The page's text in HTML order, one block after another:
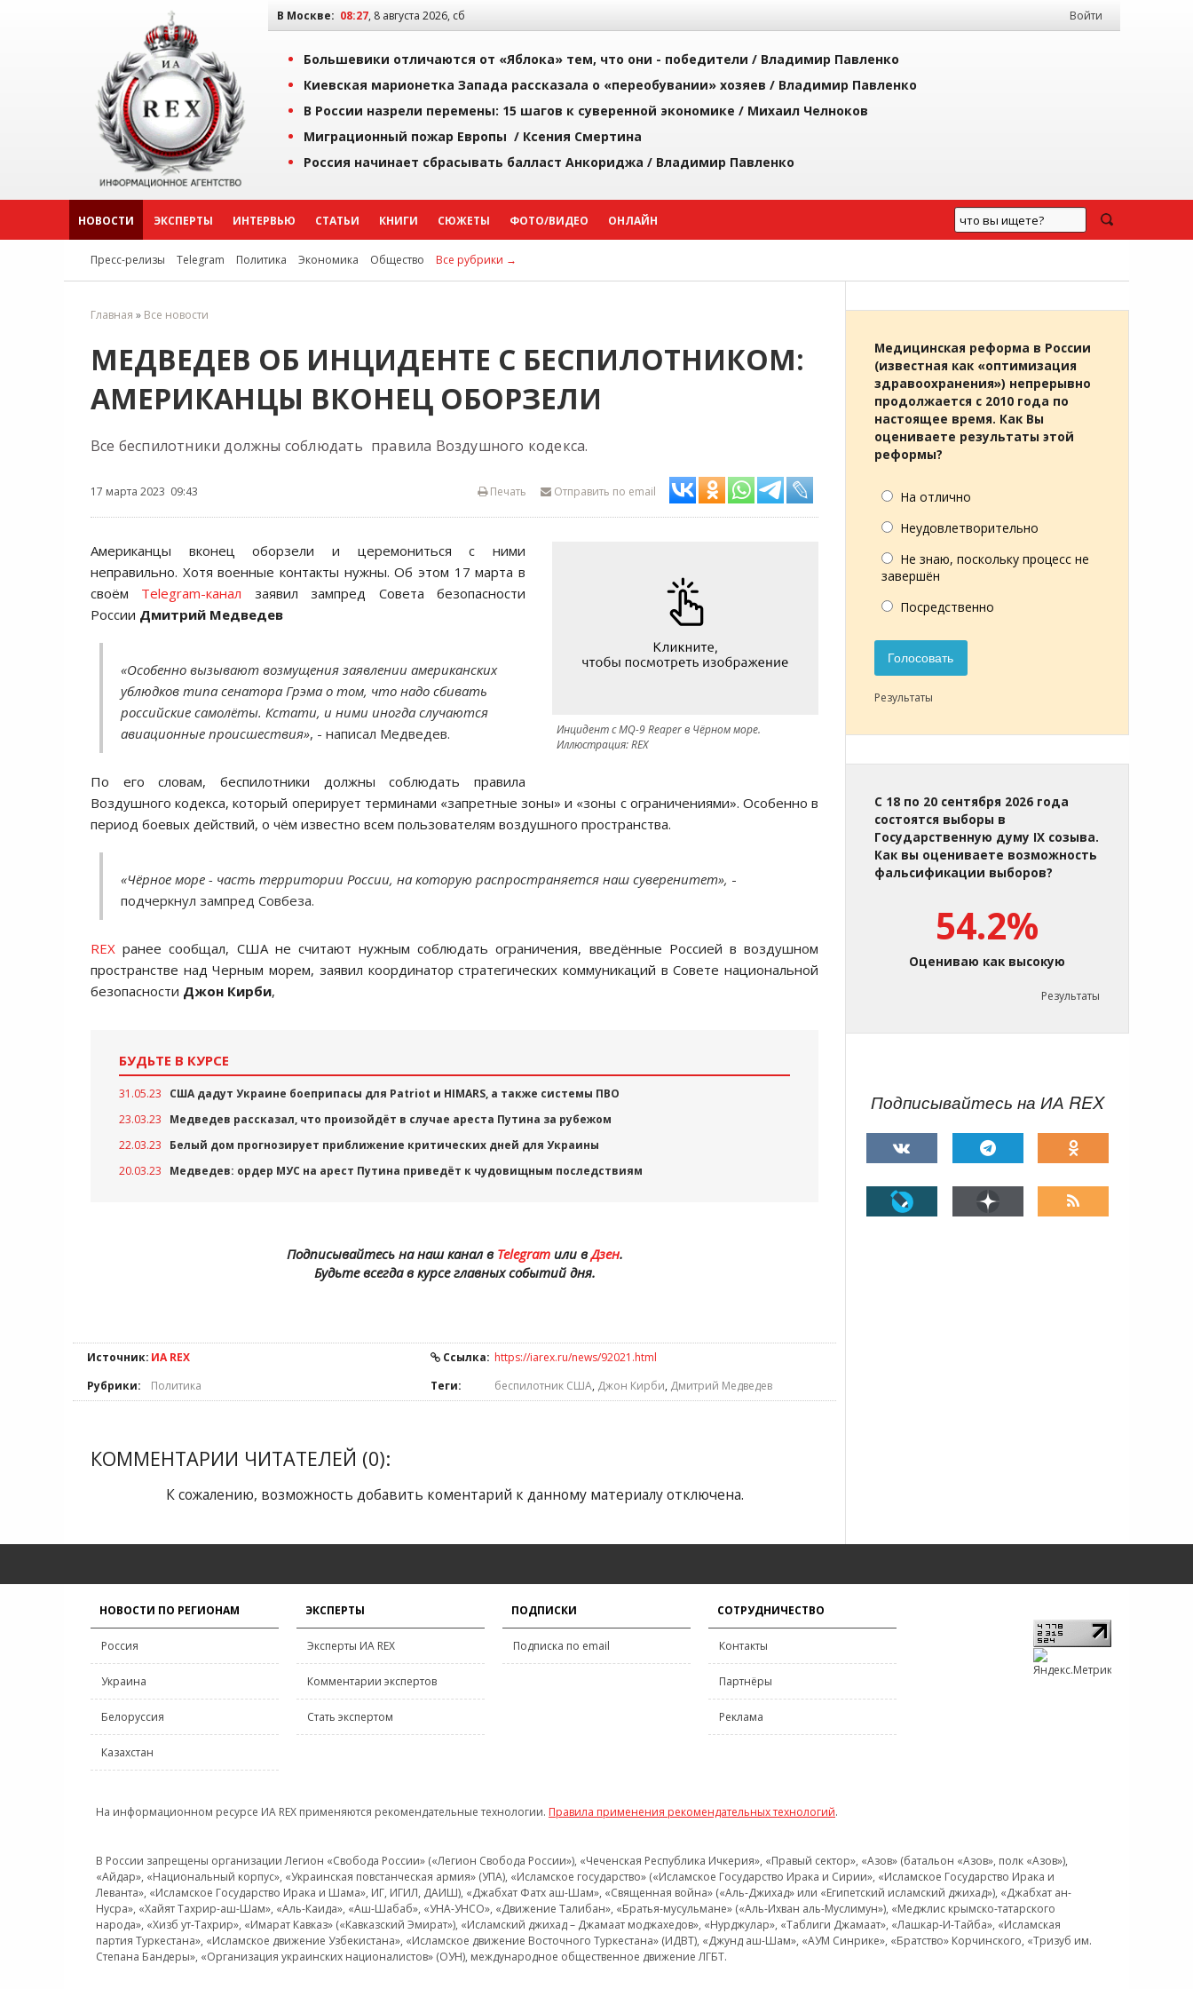
В Москве: 08:27, 8 августа 2026, сб Войти
Большевики отличаются от «Яблока» тем, что они - победители / Владимир Павленко
Киевская марионетка Запада рассказала о «переобувании» хозяев / Владимир Павленко
В России назрели перемены: 15 шагов к суверенной экономике / Михаил Челноков
Миграционный пожар Европы / Ксения Смертина
Россия начинает сбрасывать балласт Анкориджа / Владимир Павленко
НОВОСТИ ЭКСПЕРТЫ ИНТЕРВЬЮ СТАТЬИ КНИГИ СЮЖЕТЫ ФОТО/ВИДЕО ОНЛАЙН
Пресс-релизы Telegram Политика Экономика Общество Все рубрики →
Главная » Все новости
МЕДВЕДЕВ ОБ ИНЦИДЕНТЕ С БЕСПИЛОТНИКОМ:
АМЕРИКАНЦЫ ВКОНЕЦ ОБОРЗЕЛИ
Все беспилотники должны соблюдать правила Воздушного кодекса.
17 марта 2023 09:43 Отправить по email
Печать
Инцидент с MQ-9 Reaper в Чёрном море.
Иллюстрация: REX
Американцы вконец оборзели и церемониться с ними
неправильно. Хотя военные контакты нужны. Об этом 17 марта в
своём Telegram-канал заявил зампред Совета безопасности
России Дмитрий Медведев
«Особенно вызывают возмущения заявлении американских
ублюдков типа сенатора Грэма о том, что надо сбивать
российские самолёты. Кстати, и ними иногда случаются
авиационные происшествия», - написал Медведев.
По его словам, беспилотники должны соблюдать правила
Воздушного кодекса, который оперирует терминами «запретные зоны» и «зоны с ограничениями». Особенно в
период боевых действий, о чём известно всем пользователям воздушного пространства.
«Чёрное море - часть территории России, на которую распространяется наш суверенитет», -
подчеркнул зампред Совбеза.
REX ранее сообщал, США не считают нужным соблюдать ограничения, введённые Россией в воздушном
пространстве над Черным морем, заявил координатор стратегических коммуникаций в Совете национальной
безопасности Джон Кирби,
БУДЬТЕ В КУРСЕ
31.05.23
США дадут Украине боеприпасы для Patriot и HIMARS, а также системы ПВО
23.03.23
Медведев рассказал, что произойдёт в случае ареста Путина за рубежом
22.03.23
Белый дом прогнозирует приближение критических дней для Украины
20.03.23
Медведев: ордер МУС на арест Путина приведёт к чудовищным последствиям
Подписывайтесь на наш канал в Telegramили вДзен.
Будьте всегда в курсе главных событий дня.
Источник: ИА REX Ссылка: https://iarex.ru/news/92021.html
Рубрики:
Политика Теги: беспилотник США, Джон Кирби, Дмитрий Медведев
КОММЕНТАРИИ ЧИТАТЕЛЕЙ (0):
К сожалению, возможность добавить коментарий к данному материалу отключена.
Медицинская реформа в России
(известная как «оптимизация
здравоохранения») непрерывно
продолжается с 2010 года по
настоящее время. Как Вы
оцениваете результаты этой
реформы?
На отлично
Неудовлетворительно
Не знаю, поскольку процесс не
завершён
Посредственно
Голосовать
Результаты
С 18 по 20 сентября 2026 года
состоятся выборы в
Государственную думу IX созыва.
Как вы оцениваете возможность
фальсификации выборов?
54.2%
Оцениваю как высокую
Результаты
Подписывайтесь на ИА REX
НОВОСТИ ПО РЕГИОНАМ
Россия
Украина
Белоруссия
Казахстан
ЭКСПЕРТЫ
Эксперты ИА REX
Комментарии экспертов
Стать экспертом
ПОДПИСКИ
Подписка по email
СОТРУДНИЧЕСТВО
Контакты
Партнёры
Реклама
На информационном ресурсе ИА REX применяются рекомендательные технологии. Правила применения рекомендательных технологий.
В России запрещены организации Легион «Свобода России» («Легион Свобода России»), «Чеченская Республика Ичкерия», «Правый сектор», «Азов» (батальон «Азов», полк «Азов»),
«Айдар», «Национальный корпус», «Украинская повстанческая армия» (УПА), «Исламское государство» («Исламское Государство Ирака и Сирии», «Исламское Государство Ирака и
Леванта», «Исламское Государство Ирака и Шама», ИГ, ИГИЛ, ДАИШ), «Джабхат Фатх аш-Шам», «Священная война» («Аль-Джихад» или «Египетский исламский джихад»), «Джабхат ан-
Нусра», «Хайят Тахрир-аш-Шам», «Аль-Каида», «Аш-Шабаб», «УНА-УНСО», «Движение Талибан», «Братья-мусульмане» («Аль-Ихван аль-Муслимун»), «Меджлис крымско-татарского
народа», «Хизб ут-Тахрир», «Имарат Кавказ» («Кавказский Эмират»), «Исламский джихад – Джамаат моджахедов», «Нурджулар», «Таблиги Джамаат», «Лашкар-И-Тайба», «Исламская
партия Туркестана», «Исламское движение Узбекистана», «Исламское движение Восточного Туркестана» (ИДВТ), «Джунд аш-Шам», «АУМ Синрике», «Братство» Корчинского, «Тризуб им.
Степана Бандеры», «Организация украинских националистов» (ОУН), международное общественное движение ЛГБТ.